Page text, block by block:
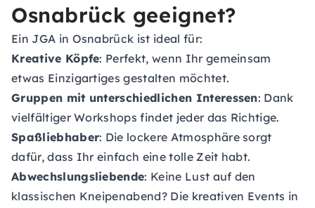
Osnabrück geeignet?
Ein JGA in Osnabrück ist ideal für:
Kreative Köpfe: Perfekt, wenn Ihr gemeinsam
etwas Einzigartiges gestalten möchtet.
Gruppen mit unterschiedlichen Interessen: Dank
vielfältiger Workshops findet jeder das Richtige.
Spaßliebhaber: Die lockere Atmosphäre sorgt
dafür, dass Ihr einfach eine tolle Zeit habt.
Abwechslungsliebende: Keine Lust auf den
klassischen Kneipenabend? Die kreativen Events in